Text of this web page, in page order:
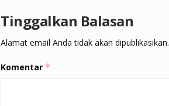
Tinggalkan Balasan
Alamat email Anda tidak akan dipublikasikan.
Komentar *